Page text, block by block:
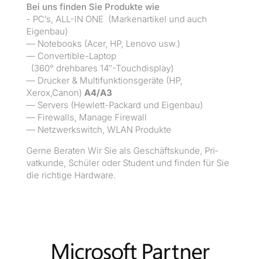
Bei uns find­en Sie Pro­duk­te wie
- PC’s, ALL-IN ONE (Marke­nar­tikel und auch
Eigenbau)
— Note­books (Acer, HP, Leno­vo usw.)
— Convertible-Laptop
(360° drehbares 14″-Touchdisplay)
— Druck­er & Mul­ti­funk­tion­s­geräte (HP,
Xerox,Canon) A4/A3
— Servers (Hewlett-Packard und Eigenbau)
— Fire­walls, Man­age Firewall
— Net­zw­erk­switch, WLAN Produkte
Gerne Berat­en Wir Sie als Geschäft­skunde, Pri­
vatkunde, Schüler oder Stu­dent und find­en für Sie
die richtige Hardware.